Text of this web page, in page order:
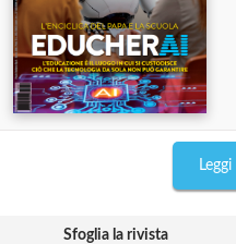
Sfoglia la rivista